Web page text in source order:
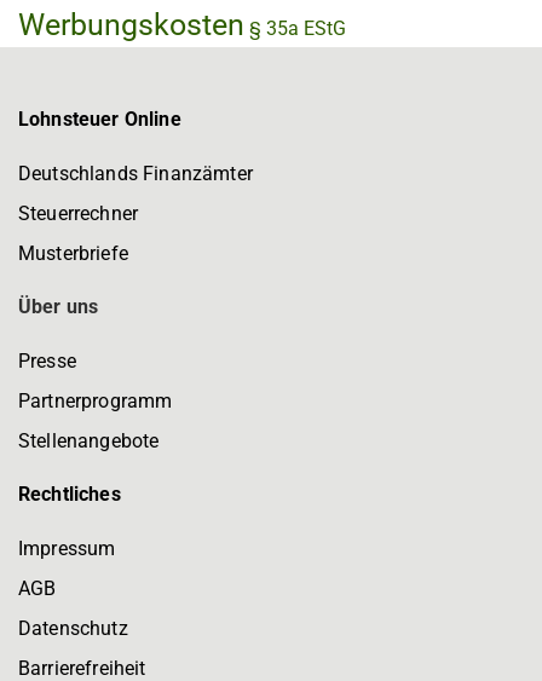
Werbungskosten § 35a EStG
Lohnsteuer Online
Deutschlands Finanzämter
Steuerrechner
Musterbriefe
Über uns
Presse
Partnerprogramm
Stellenangebote
Rechtliches
Impressum
AGB
Datenschutz
Barrierefreiheit